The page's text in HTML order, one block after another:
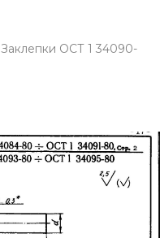
Заклепки ОСТ 1 34090-